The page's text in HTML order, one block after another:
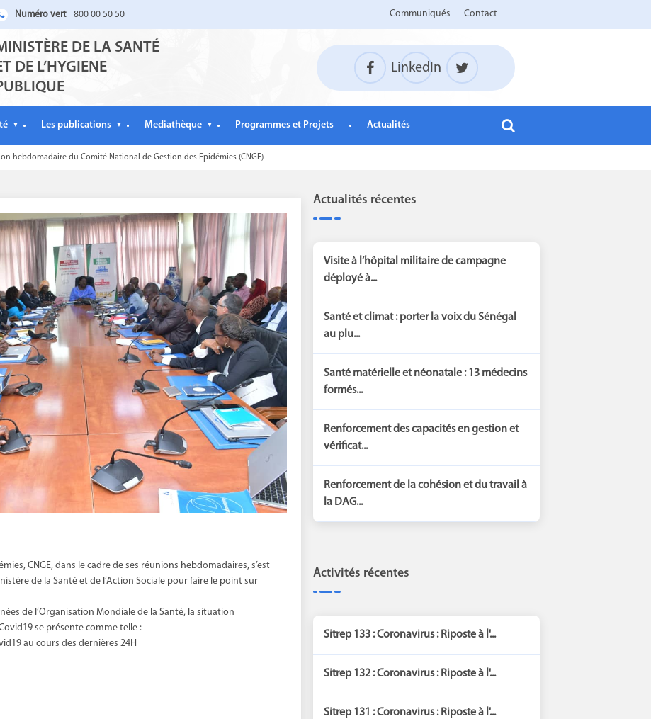
Numéro vert 800 00 50 50 Communiqués Contact
DE LA SANTÉ
DE L’HYGIENE
LinkedIn
▼ Les publications ▼ Mediathèque ▼ Programmes et Projets Actualités
hebdomadaire du Comité National de Gestion des Epidémies (CNGE)
CNGE, dans le cadre de ses réunions hebdomadaires, s’est
de la Santé et de l’Action Sociale pour faire le point sur
de l’Organisation Mondiale de la Santé, la situation
se présente comme telle :
au cours des dernières 24H
Actualités récentes
Visite à l’hôpital militaire de campagne
déployé à...
Santé et climat : porter la voix du Sénégal
au plu...
Santé matérielle et néonatale : 13 médecins
formés...
Renforcement des capacités en gestion et
vérificat...
Renforcement de la cohésion et du travail à
la DAG...
Activités récentes
Sitrep 133 : Coronavirus : Riposte à l'...
Sitrep 132 : Coronavirus : Riposte à l'...
Sitrep 131 : Coronavirus : Riposte à l'...